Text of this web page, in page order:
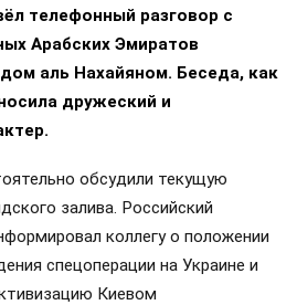
телефонный разговор с
Арабских Эмиратов
аль Нахайяном. Беседа, как
дружеский и
обсудили текущую
залива. Российский
коллегу о положении
спецоперации на Украине и
Киевом